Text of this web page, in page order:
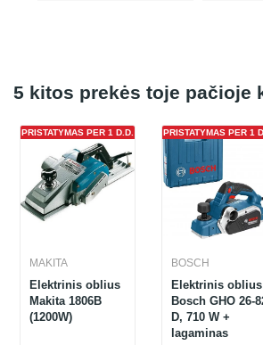
5 kitos prekės toje pačioje
PRISTATYMAS PER 1 D.D.
MAKITA
Elektrinis oblius
Makita 1806B
(1200W)
PRISTATYMAS PER 1
BOSCH
Elektrinis oblius
Bosch GHO 26-
D, 710 W +
lagaminas